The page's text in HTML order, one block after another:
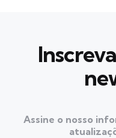
Assine o nosso